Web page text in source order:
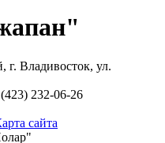
г. Владивосток, ул.
232-06-26
сайта